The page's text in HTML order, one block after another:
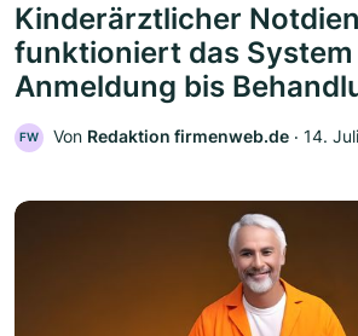
Kinderärztlicher
funktioniert das System
Anmeldung bis
FW Von Redaktion firmenweb.de ‧ 14.